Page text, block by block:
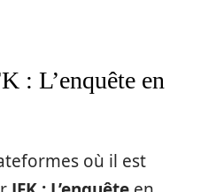
: L’enquête en
où il est